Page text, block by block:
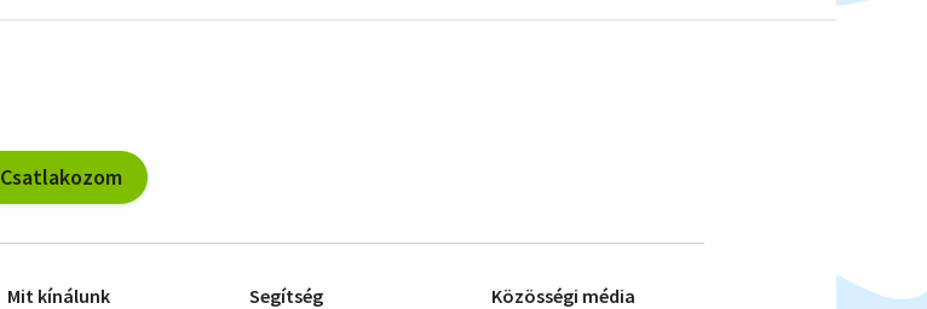
szűrők
Csatlakozom
Mit kínálunk Segítség Közösségi média